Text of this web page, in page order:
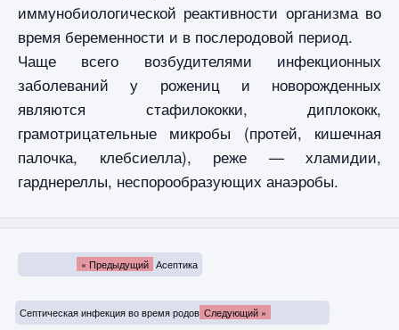
иммунобиологической реактивности организма во
время беременности и в послеродовой период.
Чаще всего возбудителями инфекционных
заболеваний у рожениц и новорожденных
являются стафилококки, диплококк,
грамотрицательные микробы (протей, кишечная
палочка, клебсиелла), реже — хламидии,
гарднереллы, неспорообразующих анаэробы.
« Предыдущий Асептика
Септическая инфекция во время родов Следующий »